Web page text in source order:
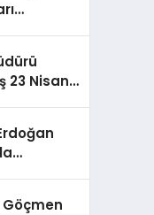
23 Nisan
Göçmen